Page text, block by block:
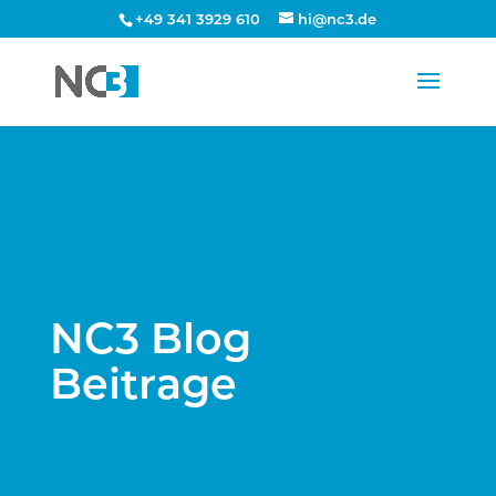
+49 341 3929 610 hi@nc3.de
NC3 Blog
Beitrage